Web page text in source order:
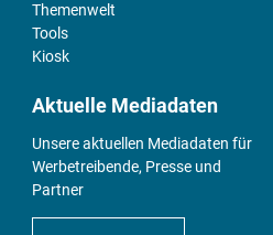
Themenwelt
Tools
Kiosk
Aktuelle Mediadaten
Unsere aktuellen Mediadaten für
Werbetreibende, Presse und
Partner